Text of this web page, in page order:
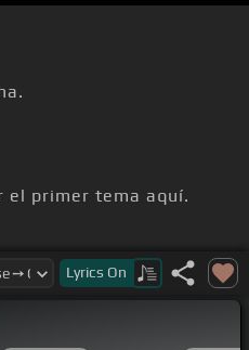
el primer tema aquí.
Lyrics On